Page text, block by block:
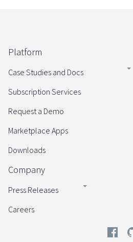
Platform
Case Studies and Docs
Subscription Services
Request a Demo
Marketplace Apps
Downloads
Company
Press Releases
Careers